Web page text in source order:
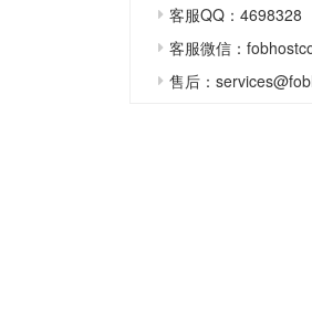
客服QQ：4698328
客服微信：
售后：